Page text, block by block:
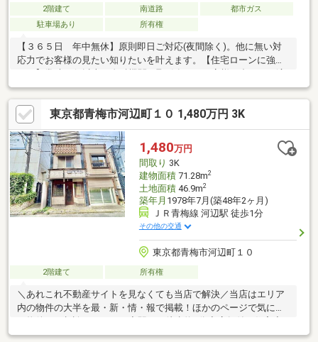
2階建て 南道路
都市ガス
駐車場あり
所有権
【３６５日 年中無休】原則即日ご対応(夜間除く)。他に無い対
応力でお客様の見たい知りたいを叶えます。【住宅ローンに強
切なプランをご提案させて頂きます。
東京都青梅市河辺町１０ 1,480万円 3K
1,480万円
間取り 3K
建物面積71.28m2
土地面積46.9m2
築年月 1978年7月(築48年2ヶ月)
ＪＲ青梅線 河辺駅 徒歩1分
その他の交通
東京都青梅市河辺町１０
2階建て 所有権
＼あれこれ不動産サイトを見なくても当店で解決／当店はエリア
内の物件の大半を最・新・情・報で掲載！ほかのページで気にな
スーパーまで徒歩約3分◆コンビニまで徒歩約3分◆ドラッグスト